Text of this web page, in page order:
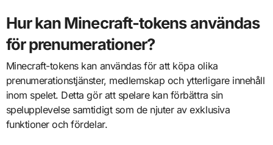
Hur kan Minecraft-tokens användas
för prenumerationer?
Minecraft-tokens kan användas för att köpa olika
prenumerationstjänster, medlemskap och ytterligare innehåll
inom spelet. Detta gör att spelare kan förbättra sin
spelupplevelse samtidigt som de njuter av exklusiva
funktioner och fördelar.